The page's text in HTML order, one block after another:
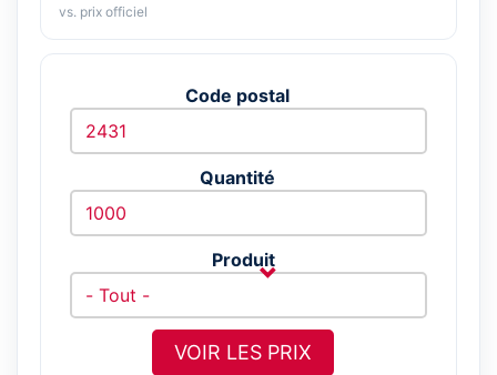
vs. prix officiel
Code postal
Quantité
Produit
VOIR LES PRIX